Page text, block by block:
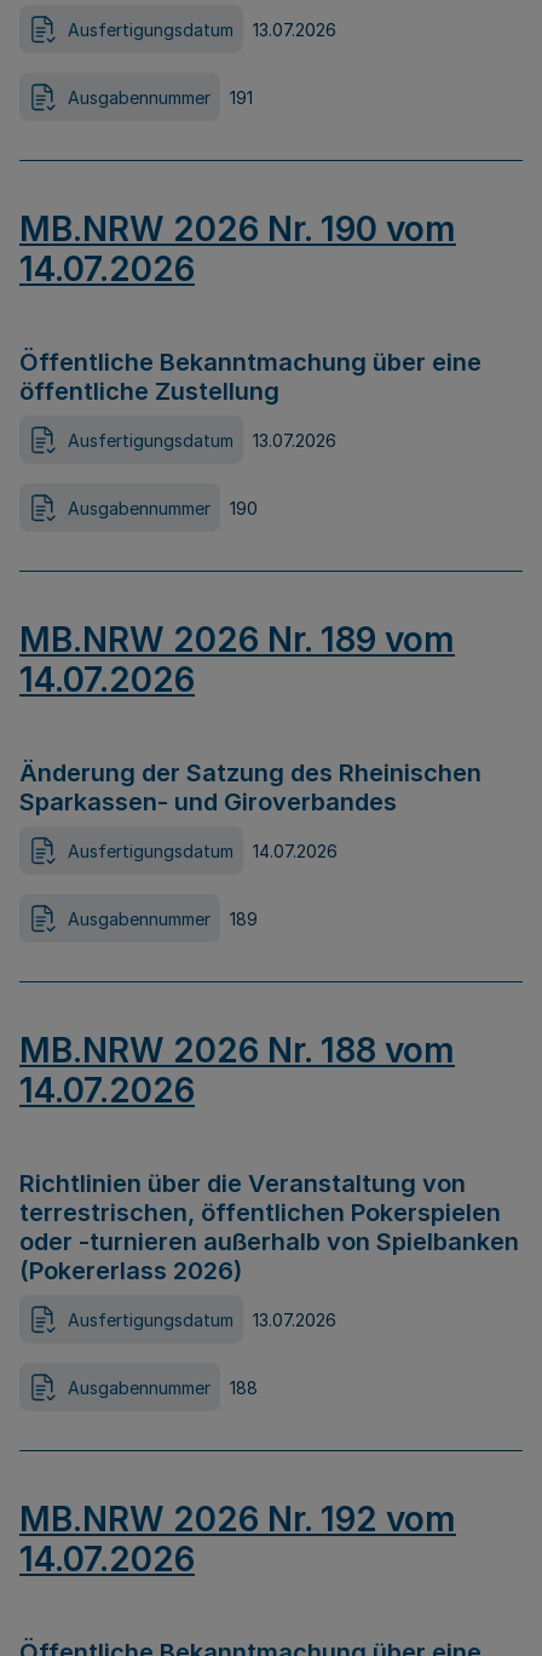
Ausfertigungsdatum 13.07.2026
Ausgabennummer 191
MB.NRW 2026 Nr. 190 vom
14.07.2026
Öffentliche Bekanntmachung über eine
öffentliche Zustellung
Ausfertigungsdatum 13.07.2026
Ausgabennummer 190
MB.NRW 2026 Nr. 189 vom
14.07.2026
Änderung der Satzung des Rheinischen
Sparkassen- und Giroverbandes
Ausfertigungsdatum 14.07.2026
Ausgabennummer 189
MB.NRW 2026 Nr. 188 vom
14.07.2026
Richtlinien über die Veranstaltung von
terrestrischen, öffentlichen Pokerspielen
oder -turnieren außerhalb von Spielbanken
(Pokererlass 2026)
Ausfertigungsdatum 13.07.2026
Ausgabennummer 188
MB.NRW 2026 Nr. 192 vom
14.07.2026